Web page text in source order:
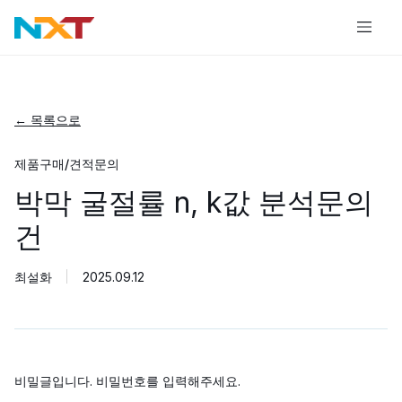
← 목록으로
제품구매/견적문의
박막 굴절률 n, k값 분석문의
건
최설화 2025.09.12
비밀글입니다. 비밀번호를 입력해주세요.